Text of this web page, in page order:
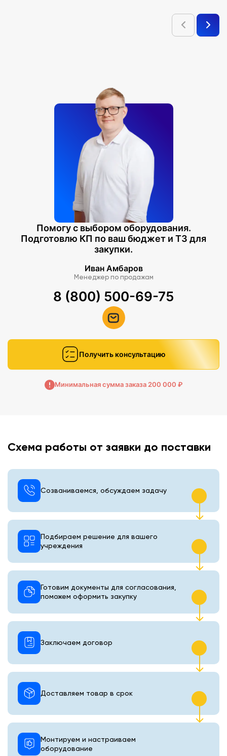
Помогу с выбором оборудования.
Подготовлю КП по ваш бюджет и ТЗ для
закупки.
Иван Амбаров
Менеджер по продажам
8 (800) 500-69-75
Получить консультацию
Минимальная сумма заказа 200 000 ₽
Схема работы от заявки до поставки
Созваниваемся, обсуждаем задачу
Подбираем решение для вашего
учреждения
Готовим документы для согласования,
поможем оформить закупку
Монтируем и настраиваем
оборудование
Доставляем товар в срок
Заключаем договор